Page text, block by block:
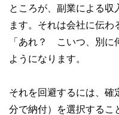
ところが、副業による収
ます。それは会社に伝わ
「あれ？ こいつ、別に
ようになります。
それを回避するには、確
分で納付）を選択するこ